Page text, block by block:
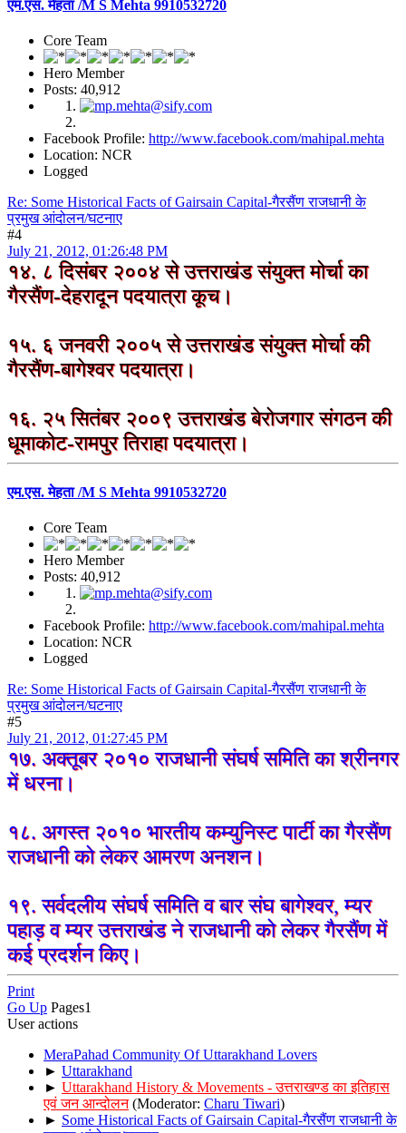
एम.एस. मेहता /M S Mehta 9910532720
Core Team
Hero Member
Posts: 40,912
Facebook Profile: http://www.facebook.com/mahipal.mehta
Location: NCR
Logged
Re: Some Historical Facts of Gairsain Capital-गैरसैंण राजधानी के
प्रमुख आंदोलन/घटनाए
#4
July 21, 2012, 01:26:48 PM
१४. ८ दिसंबर २००४ से उत्तराखंड संयुक्त मोर्चा का
गैरसैंण-देहरादून पदयात्रा कूच।
१५. ६ जनवरी २००५ से उत्तराखंड संयुक्त मोर्चा की
गैरसैंण-बागेश्वर पदयात्रा।
१६. २५ सितंबर २००९ उत्तराखंड बेरोजगार संगठन की
धूमाकोट-रामपुर तिराहा पदयात्रा।
एम.एस. मेहता /M S Mehta 9910532720
Core Team
Hero Member
Posts: 40,912
Facebook Profile: http://www.facebook.com/mahipal.mehta
Location: NCR
Logged
Re: Some Historical Facts of Gairsain Capital-गैरसैंण राजधानी के
प्रमुख आंदोलन/घटनाए
#5
July 21, 2012, 01:27:45 PM
१७. अक्तूबर २०१० राजधानी संघर्ष समिति का श्रीनगर
में धरना।
१८. अगस्त २०१० भारतीय कम्युनिस्ट पार्टी का गैरसैंण
राजधानी को लेकर आमरण अनशन।
१९. सर्वदलीय संघर्ष समिति व बार संघ बागेश्वर, म्यर
पहाड़ व म्यर उत्तराखंड ने राजधानी को लेकर गैरसैंण में
कई प्रदर्शन किए।
Print
Go Up Pages1
User actions
MeraPahad Community Of Uttarakhand Lovers
► Uttarakhand
► Uttarakhand History & Movements - उत्तराखण्ड का इतिहास
एवं जन आन्दोलन (Moderator: Charu Tiwari)
► Some Historical Facts of Gairsain Capital-गैरसैंण राजधानी के